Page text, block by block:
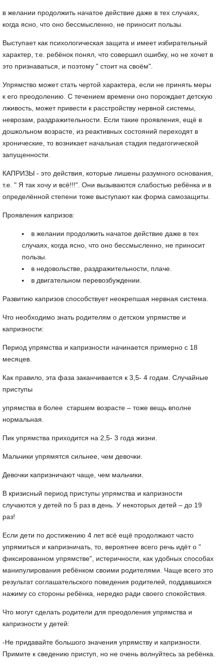
в желании продолжить начатое действие даже в тех случаях,
когда ясно, что оно бессмысленно, не приносит пользы.
Выступает как психологическая защита и имеет избирательный
характер, т.е. ребёнок понял, что совершил ошибку, но не хочет в
это признаваться, и поэтому " стоит на своём".
Упрямство может стать чертой характера, если не принять меры
к его преодолению. С течением времени оно порождает детскую
лживость, может привести к расстройству нервной системы,
неврозам, раздражительности. Если такие проявления, ещё в
дошкольном возрасте, из реактивных состояний переходят в
хронические, то возникает начальная стадия педагогической
запущенности.
КАПРИЗЫ - это действия, которые лишены разумного основания,
т.е. " Я так хочу и всё!!!". Они вызываются слабостью ребёнка и в
определённой степени тоже выступают как форма самозащиты.
Проявления капризов:
в желании продолжить начатое действие даже в тех
случаях, когда ясно, что оно бессмысленно, не приносит
пользы.
в недовольстве, раздражительности, плаче.
в двигательном перевозбуждении.
Развитию капризов способствует неокрепшая нервная система.
Что необходимо знать родителям о детском упрямстве и
капризности:
Период упрямства и капризности начинается примерно с 18
месяцев.
Как правило, эта фаза заканчивается к 3,5- 4 годам. Случайные
приступы
упрямства в более старшем возрасте – тоже вещь вполне
нормальная.
Пик упрямства приходится на 2,5- 3 года жизни.
Мальчики упрямятся сильнее, чем девочки.
Девочки капризничают чаще, чем мальчики.
В кризисный период приступы упрямства и капризности
случаются у детей по 5 раз в день. У некоторых детей – до 19
раз!
Если дети по достижению 4 лет всё ещё продолжают часто
упрямиться и капризничать, то, вероятнее всего речь идёт о "
фиксированном упрямстве", истеричности, как удобных способах
манипулирования ребёнком своими родителями. Чаще всего это
результат соглашательского поведения родителей, поддавшихся
нажиму со стороны ребёнка, нередко ради своего спокойствия.
Что могут сделать родители для преодоления упрямства и
капризности у детей:
-Не придавайте большого значения упрямству и капризности.
Примите к сведению приступ, но не очень волнуйтесь за ребёнка.